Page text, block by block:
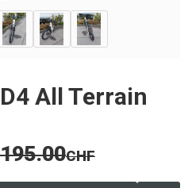
All Terrain
CHF